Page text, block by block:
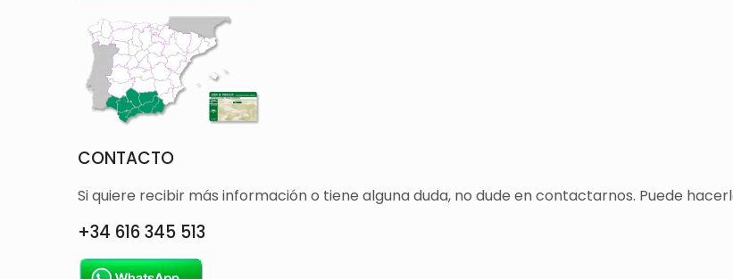
CONTACTO
Si quiere recibir más información o tiene alguna duda, no dude en contactarnos. Puede
+34 616 345 513